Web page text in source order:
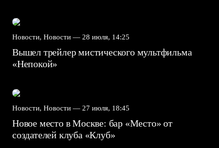
Новости, Новости — 28 июля, 14:25
Вышел трейлер мистического мультфильма
«Непокой»
Новости, Новости — 27 июля, 18:45
Новое место в Москве: бар «Место» от
создателей клуба «Клуб»